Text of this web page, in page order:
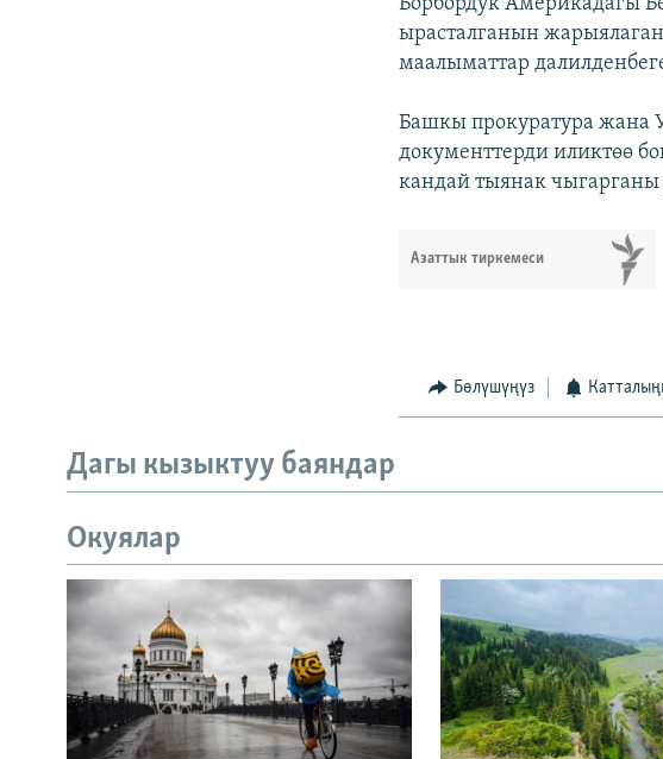
ырасталганын
маалыматтар
Башкы прокуратура жана
документтерди иликтөө
кандай тыянак
Азаттык тиркемеси
Бөлүшүңүз
Дагы кызыктуу баяндар
Окуялар